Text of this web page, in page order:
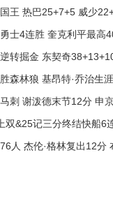
王 热巴25+7+5 威少
士4连胜 奎克利平最高
转掘金 东契奇
森林狼 基昂特·乔治生
刺 谢泼德末节12分 申
双&25记三分终结快船6
人 杰伦·格林复出12分